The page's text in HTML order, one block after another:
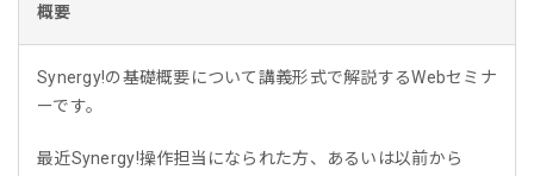
概要
Synergy!の基礎概要について講義形式で解説するWebセミナ
ーです。
最近Synergy!操作担当になられた方、あるいは以前から